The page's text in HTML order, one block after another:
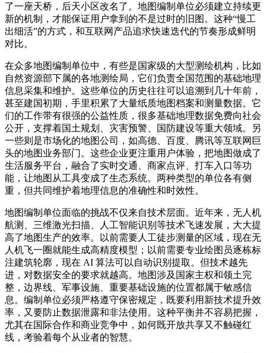
了一座天桥，后天小区改名了。地图编制单位必须建立持续更
新的机制，才能保证用户拿到的不是过时的旧图。这种“慢工
出细活”的方式，和互联网产品追求快速迭代的节奏形成鲜明
对比。
在众多地图编制单位中，有些是国家级的大型测绘机构，比如
自然资源部下属的各地测绘局，它们负责全国范围的基础地理
信息采集和维护。这些单位的历史往往可以追溯到几十年前，
甚至建国初期，手里积累了大量纸质地图档案和测量数据。它
们的工作带有很强的公益性质，很多基础地理数据免费向社会
公开，支撑着国土规划、灾害预警、国防建设等重大领域。另
一些则是市场化的地图公司，如高德、百度、腾讯等互联网巨
头的地图业务部门。这些企业更注重用户体验，把地图做成了
生活服务平台，融合了实时交通、商家点评、打车入口等功
能，让地图从工具变成了生态系统。两种类型的单位各有侧
重，但共同维护着地理信息的准确性和时效性。
地图编制单位面临的挑战不仅来自技术层面。近年来，无人机
航测、三维激光扫描、人工智能识别等技术飞速发展，大大提
高了地图生产的效率。以前需要人工徒步测量的区域，现在无
人机飞一圈就能生成高精度模型；以前需要专业绘图员逐栋标
注建筑轮廓，现在 AI 算法可以自动识别提取。但技术越先
进，对数据安全的要求就越高。地图涉及国家主权和领土完
整，边界线、军事设施、重要基础设施的位置都属于敏感信
息。编制单位必须严格遵守保密规定，既要利用新技术提升效
率，又要防止数据泄露和非法使用。这种平衡并不容易把握，
尤其在国际合作和商业竞争中，如何既开放共享又不触碰红
线，考验着每个从业者的智慧。